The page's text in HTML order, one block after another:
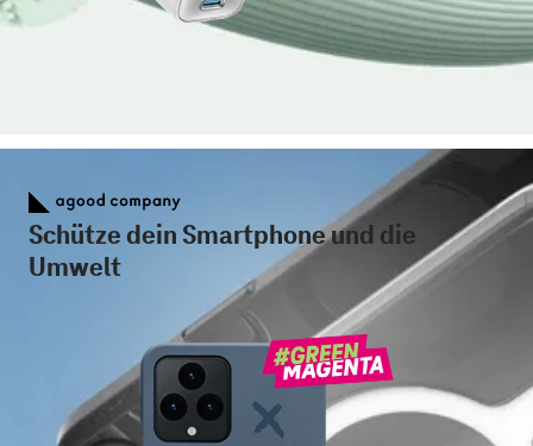
Schütze dein Smartphone und die
Umwelt